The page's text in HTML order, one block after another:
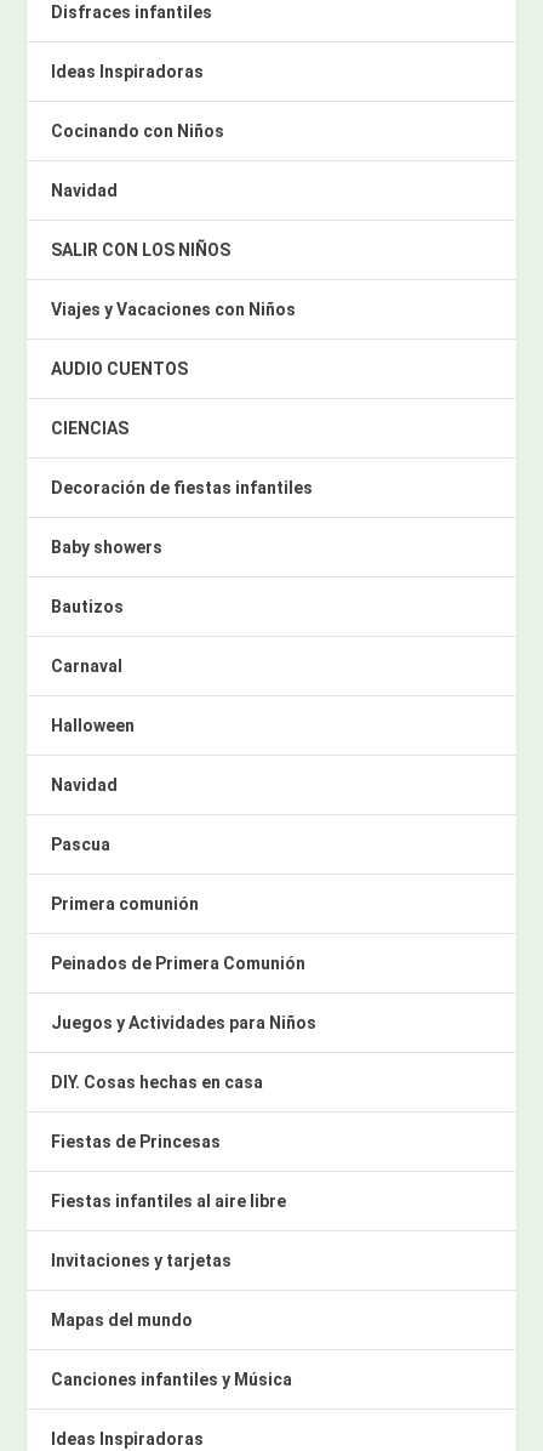
Disfraces infantiles
Ideas Inspiradoras
Cocinando con Niños
Navidad
SALIR CON LOS NIÑOS
Viajes y Vacaciones con Niños
AUDIO CUENTOS
CIENCIAS
Decoración de fiestas infantiles
Baby showers
Bautizos
Carnaval
Halloween
Navidad
Pascua
Primera comunión
Peinados de Primera Comunión
Juegos y Actividades para Niños
DIY. Cosas hechas en casa
Fiestas de Princesas
Fiestas infantiles al aire libre
Invitaciones y tarjetas
Mapas del mundo
Canciones infantiles y Música
Ideas Inspiradoras